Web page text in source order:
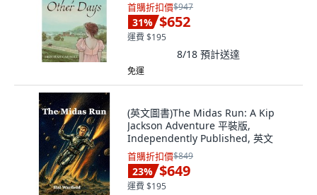
首購折扣價$947
31% $652
運費 $195
8/18 預計送達
免運
(英文圖書)The Midas Run: A Kip
Jackson Adventure 平裝版,
Independently Published, 英文
首購折扣價$849
23% $649
運費 $195